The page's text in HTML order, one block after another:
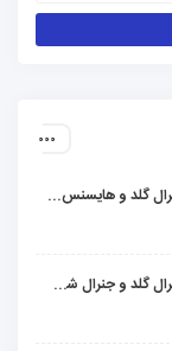
مقایسه کولر گازی گری و کریر و ال جی و جنرال گلد و هایسنس و مدیا و اجنرال
مقایسه کولر گازی گری و کریر و ال جی و جنرال گلد و جنرال شکار و سامسونگ و یونیوا